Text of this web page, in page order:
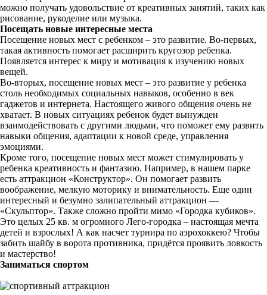
можно получать удовольствие от креативных занятий, таких как
рисование, рукоделие или музыка.
Посещать новые интересные места
Посещение новых мест с ребенком – это развитие. Во-первых,
такая активность помогает расширить кругозор ребенка.
Появляется интерес к миру и мотивация к изучению новых
вещей.
Во-вторых, посещение новых мест – это развитие у ребенка
столь необходимых социальных навыков, особенно в век
гаджетов и интернета. Настоящего живого общения очень не
хватает. В новых ситуациях ребенок будет вынужден
взаимодействовать с другими людьми, что поможет ему развить
навыки общения, адаптации к новой среде, управления
эмоциями.
Кроме того, посещение новых мест может стимулировать у
ребенка креативность и фантазию. Например, в нашем парке
есть аттракцион «Конструктор». Он помогает развить
воображение, мелкую моторику и внимательность. Еще один
интересный и безумно залипательный аттракцион —
«Скульптор». Также сложно пройти мимо «Городка кубиков».
Это целых 25 кв. м огромного Лего-городка – настоящая мечта
детей и взрослых! А как насчет турнира по аэрохоккею? Чтобы
забить шайбу в ворота противника, придётся проявить ловкость
и мастерство!
Заниматься спортом